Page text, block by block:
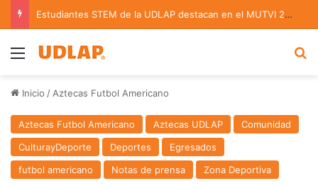
Estudiantes STEM de la UDLAP destacan en el MUTVI 2026
Menu
Inicio / Aztecas Futbol Americano
Aztecas Futbol Americano Aztecas UDLAP
Comunidad
CulturayDeporte
Deportes
Egresados
futbol americano
Notas de prensa Zona Deportiva